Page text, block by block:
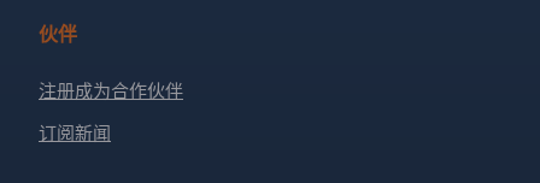
伙伴
注册成为合作伙伴
订阅新闻